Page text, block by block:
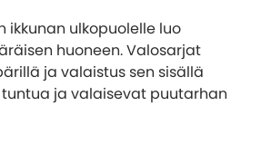
ikkunan ulkopuolelle luo
huoneen. Valosarjat
ja valaistus sen sisällä
ja valaisevat puutarhan